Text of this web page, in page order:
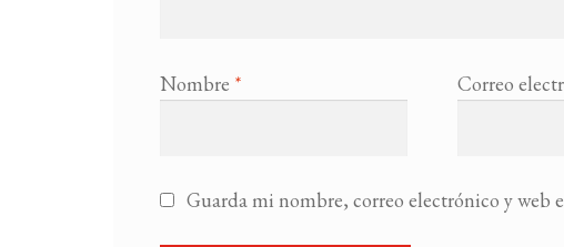
Nombre * Correo
Guarda mi nombre, correo electrónico y web